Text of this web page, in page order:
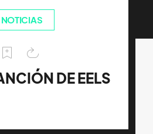
NOTICIAS
DE EELS